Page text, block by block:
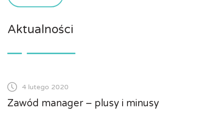
Aktualności
4 lutego 2020
Zawód manager – plusy i minusy